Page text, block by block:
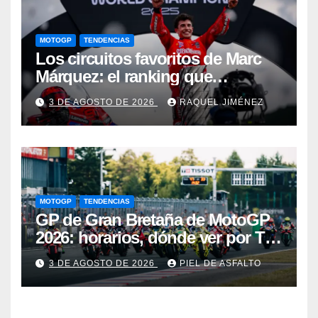
MOTOGP TENDENCIAS
Los circuitos favoritos de Marc
Márquez: el ranking que
demuestra dónde ha construido
su leyenda en MotoGP
3 DE AGOSTO DE 2026 RAQUEL JIMÉNEZ
MOTOGP TENDENCIAS
GP de Gran Bretaña de MotoGP
2026: horarios, dónde ver por TV
y una lucha por el Mundial al rojo
vivo
3 DE AGOSTO DE 2026 PIEL DE ASFALTO